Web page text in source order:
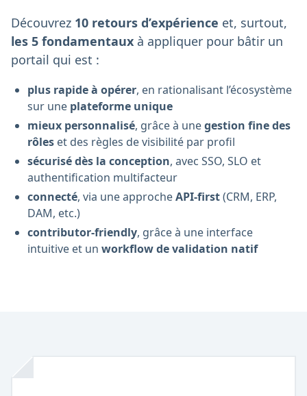
Découvrez 10 retours d’expérience et, surtout,
les 5 fondamentaux à appliquer pour bâtir un
portail qui est :
plus rapide à opérer, en rationalisant l’écosystème
sur une plateforme unique
mieux personnalisé, grâce à unegestion fine des
rôles et des règles de visibilité par profil
sécurisé dès la conception, avec SSO, SLO et
authentification multifacteur
connecté, via une approcheAPI-first(CRM, ERP,
DAM, etc.)
contributor-friendly, grâce à une interface
intuitive et un workflow de validation natif